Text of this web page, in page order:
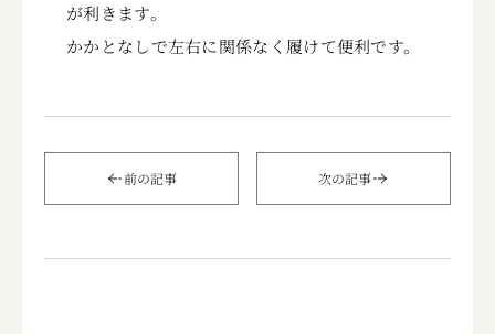
が利きます。
かかとなしで左右に関係なく履けて便利です。
前の記事 次の記事